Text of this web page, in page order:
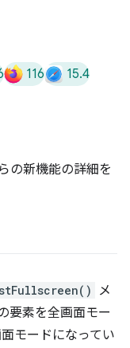
116 15.4
の新機能の詳細を
メ
要素を全画面モー
モードになってい